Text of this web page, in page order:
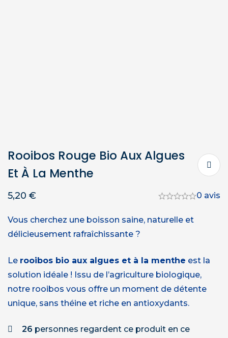
Rooibos Rouge Bio Aux Algues
Et À La Menthe
5,20 € 0 avis
Vous cherchez une boisson saine, naturelle et
délicieusement rafraîchissante ?
Le rooibos bio aux algues et à la menthe est la
solution idéale ! Issu de l’agriculture biologique,
notre rooibos vous offre un moment de détente
unique, sans théine et riche en antioxydants.
26 personnes regardent ce produit en ce